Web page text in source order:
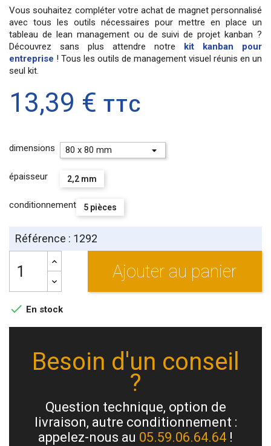
Vous souhaitez compléter votre achat de magnet personnalisé
avec tous les outils nécessaires pour mettre en place un
tableau de lean management ou de suivi de projet kanban ?
Découvrez sans plus attendre notre kit kanban pour
entreprise ! Tous les outils de management visuel réunis en un
seul kit.
13,39 € TTC
dimensions
épaisseur 2,2 mm
conditionnement 5 pièces
Référence : 1292
Ajouter au panier
 En stock
Besoin d'un conseil
?
Question technique, option de
livraison, autre conditionnement :
appelez-nous au 05.59.06.64.64 !